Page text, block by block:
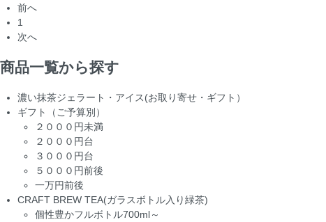
前へ
1
次へ
商品一覧から探す
濃い抹茶ジェラート・アイス(お取り寄せ・ギフト）
ギフト（ご予算別）
２０００円未満
２０００円台
３０００円台
５０００円前後
一万円前後
CRAFT BREW TEA(ガラスボトル入り緑茶)
個性豊かフルボトル700ml～